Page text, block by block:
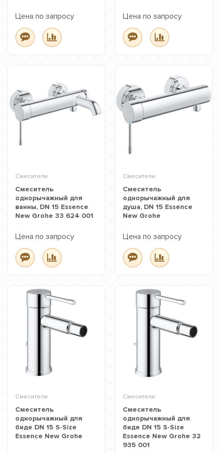
Цена по запросу Цена по запросу
Смесители
Смеситель
однорычажный для
ванны, DN 15 Essence
New Grohe 33 624 001
Цена по запросу
Смесители
Смеситель
однорычажный для
душа, DN 15 Essence
New Grohe
Цена по запросу
Смесители
Смеситель
однорычажный для
биде DN 15 S-Size
Essence New Grohe
Смесители
Смеситель
однорычажный для
биде DN 15 S-Size
Essence New Grohe 32
935 001